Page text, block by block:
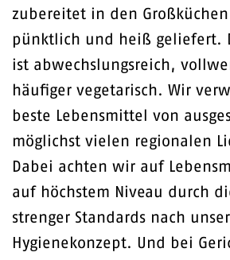
zubereitet in den Großküchen
pünktlich und heiß geliefert.
ist abwechslungsreich,
häufiger vegetarisch. Wir
beste Lebensmittel von
möglichst vielen regionalen
Dabei achten wir auf
auf höchstem Niveau durch
strenger Standards nach
Hygienekonzept. Und bei